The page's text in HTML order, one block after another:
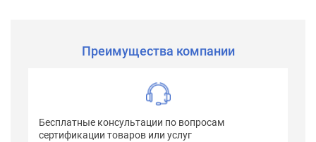
Преимущества компании
Бесплатные консультации по вопросам
сертификации товаров или услуг